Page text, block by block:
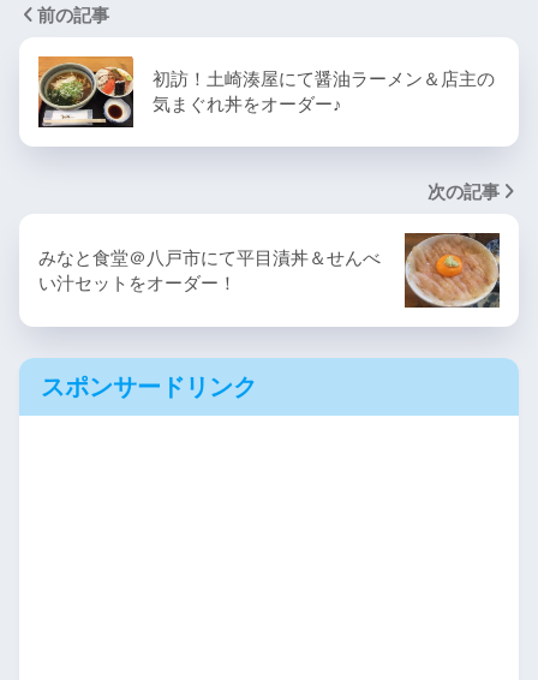
前の記事
初訪！土崎湊屋にて醤油ラーメン＆店主の
気まぐれ丼をオーダー♪
次の記事
みなと食堂＠八戸市にて平目漬丼＆せんべ
い汁セットをオーダー！
スポンサードリンク